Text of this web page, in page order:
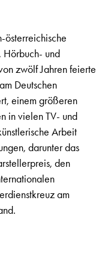
österreichische
Hörbuch- und
zwölf Jahren feierte
Deutschen
einem größeren
in vielen TV- und
Arbeit
darunter das
den
am